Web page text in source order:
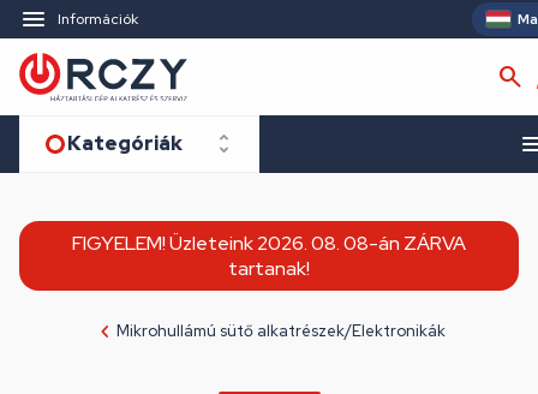
Információk
Kategóriák
FIGYELEM! Üzleteink 2026. 08. 08-án ZÁRVA
tartanak!
Mikrohullámú sütő alkatrészek/Elektronikák